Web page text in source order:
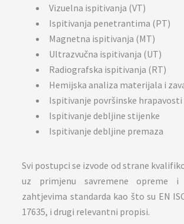
Vizuelna ispitivanja (VT)
Ispitivanja penetrantima (PT)
Magnetna ispitivanja (MT)
Ultrazvučna ispitivanja (UT)
Radiografska ispitivanja (RT)
Hemijska analiza materijala i
Ispitivanje površinske hrapavosti
Ispitivanje debljine stijenke
Ispitivanje debljine premaza
Svi postupci se izvode od strane
uz primjenu savremene opreme
zahtjevima standarda kao što su EN
17635, i drugi relevantni propisi.